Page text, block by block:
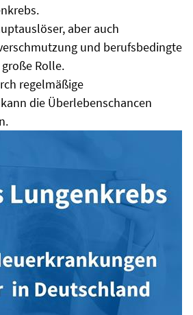
aber auch
und berufsbedingte
Rolle.
regelmäßige
die Überlebenschancen